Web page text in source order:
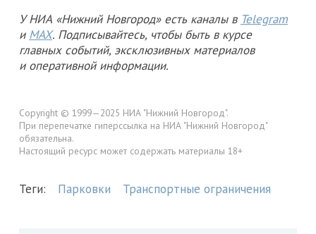
У НИА «Нижний Новгород» есть каналы в Telegram
и MAX. Подписывайтесь, чтобы быть в курсе
главных событий, эксклюзивных материалов
и оперативной информации.
Copyright © 1999—2025 НИА "Нижний Новгород".
При перепечатке гиперссылка на НИА "Нижний Новгород"
обязательна.
Настоящий ресурс может содержать материалы 18+
Теги: Парковки Транспортные ограничения